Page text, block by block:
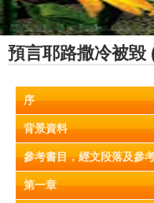
預言耶路撒冷被毀
序
背景資料
參考書目，經文段落及參
第一章